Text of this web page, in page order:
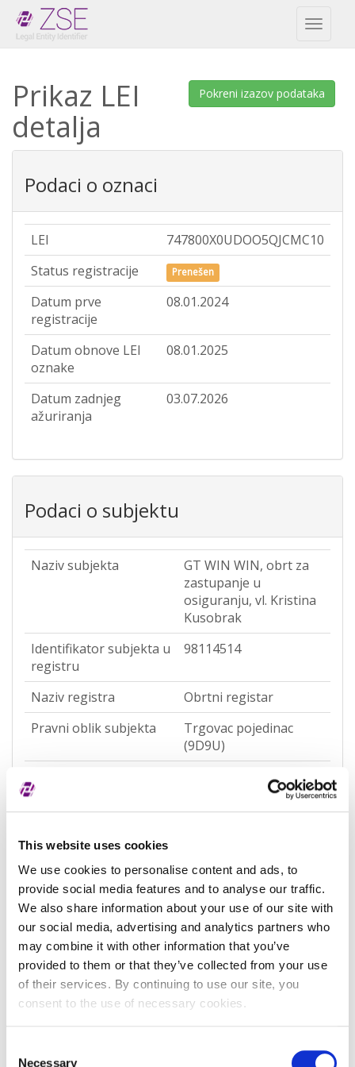
This website uses cookies
We use cookies to personalise content and ads, to
provide social media features and to analyse our traffic.
We also share information about your use of our site with
our social media, advertising and analytics partners who
may combine it with other information that you’ve
provided to them or that they’ve collected from your use
of their services. By continuing to use our site, you
consent to the use of necessary cookies.
Necessary
Toggle
Pokreni izazov podataka
Prikaz LEI
detalja
Podaci o oznaci
LEI
747800X0UDOO5QJCMC10
Status registracije
Prenešen
Datum prve
registracije
08.01.2024
Datum obnove LEI
oznake
08.01.2025
Datum zadnjeg
ažuriranja
03.07.2026
Podaci o subjektu
Naziv subjekta
GT WIN WIN, obrt za
zastupanje u
osiguranju, vl. Kristina
Kusobrak
Identifikator subjekta u
registru
98114514
Naziv registra
Obrtni registar
Pravni oblik subjekta
Trgovac pojedinac
(9D9U)
Status subjekta
Aktivan
Vrsta subjekta
Vezani subjekt
-
LEI vezanog subjekta
Potvrđeno kod
Obrtni registar
(RA000659)
Tip valjanosti
potpuno potvrđeno
kod registra